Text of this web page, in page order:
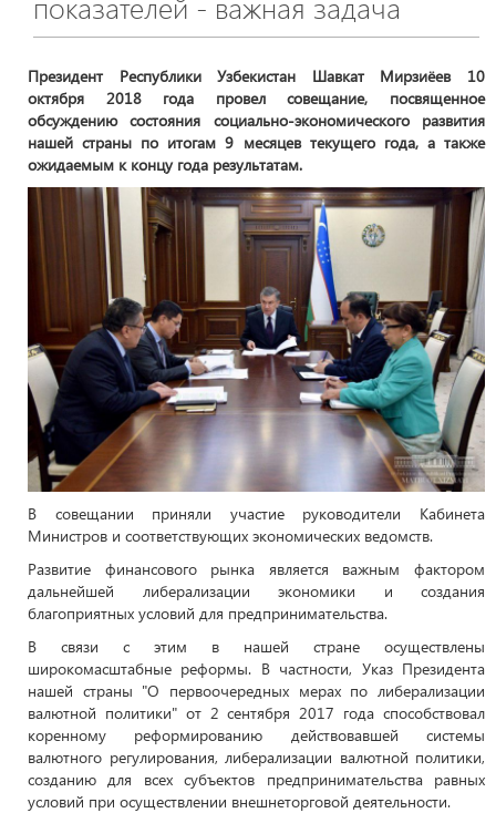
Президент Республики Узбекистан Шавкат Мирзиёев 10
октября 2018 года провел совещание, посвященное
обсуждению состояния социально-экономического развития
нашей страны по итогам 9 месяцев текущего года, а также
ожидаемым к концу года результатам.
В совещании приняли участие руководители Кабинета
Министров и соответствующих экономических ведомств.
Развитие финансового рынка является важным фактором
дальнейшей либерализации экономики и создания
благоприятных условий для предпринимательства.
В связи с этим в нашей стране осуществлены
широкомасштабные реформы. В частности, Указ Президента
нашей страны "О первоочередных мерах по либерализации
валютной политики" от 2 сентября 2017 года способствовал
коренному реформированию действовавшей системы
валютного регулирования, либерализации валютной политики,
созданию для всех субъектов предпринимательства равных
условий при осуществлении внешнеторговой деятельности.